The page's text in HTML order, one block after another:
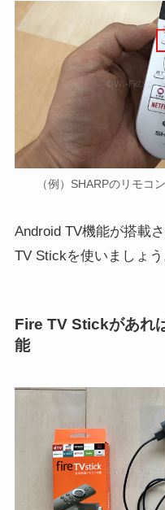
（例）SHARPのリモコ
Android TV機能が搭載
TV Stickを使いましょう
Fire TV Stickがあれ
能